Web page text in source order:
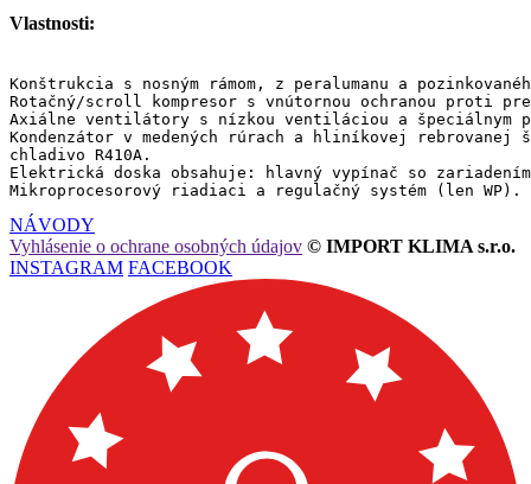
Vlastnosti:
Konštrukcia s nosným rámom, z peralumanu a
Rotačný/scroll kompresor s vnútornou ochranou proti
Axiálne ventilátory s nízkou ventiláciou a špeciálnym
Kondenzátor v medených rúrach a hliníkovej
chladivo R410A.
Elektrická doska obsahuje: hlavný vypínač so
Mikroprocesorový riadiaci a regulačný systém (len WP).
NÁVODY
Vyhlásenie o ochrane osobných údajov © IMPORT KLIMA s.r.o.
INSTAGRAM FACEBOOK